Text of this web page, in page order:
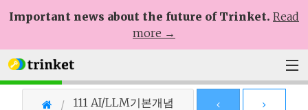
Important news about the future of Trinket. Read
more →
111 AI/LLM기본개념